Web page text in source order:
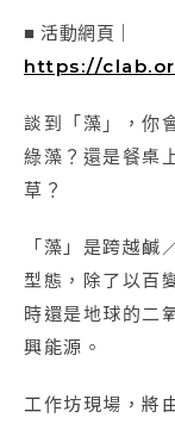
■ 活動網頁｜
https://
談到「藻」，你
綠藻？還是餐桌
草？
「藻」是跨越
型態，除了以百
時還是地球的二
興能源。
工作坊現場，將